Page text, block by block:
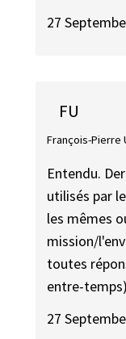
27
FU
François-Pierre
Entendu.
utilisés par
les mêmes
mission/
toutes
entre-temps)
27